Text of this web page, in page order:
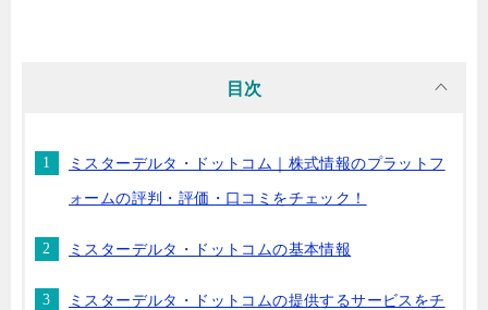
目次
ミスターデルタ・ドットコム｜株式情報のプラットフ
ォームの評判・評価・口コミをチェック！
ミスターデルタ・ドットコムの基本情報
ミスターデルタ・ドットコムの提供するサービスをチ